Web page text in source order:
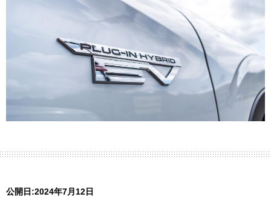
公開日:2024年7月12日